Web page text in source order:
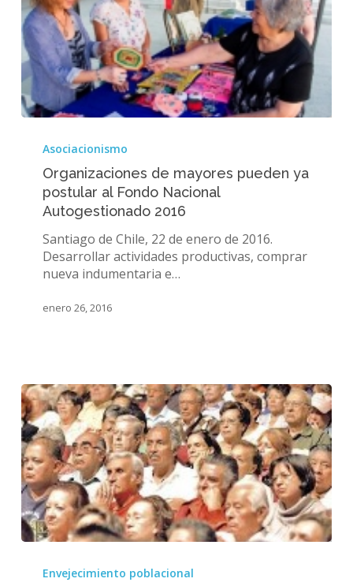
pueden
postular
Fondo
Nacional
Autogestionado
Asociacionismo
Organizaciones de mayores pueden ya
postular al Fondo Nacional
Autogestionado 2016
Santiago de Chile, 22 de enero de 2016.
Desarrollar actividades productivas, comprar
nueva indumentaria e…
enero 26, 2016
preparados
Envejecimiento poblacional